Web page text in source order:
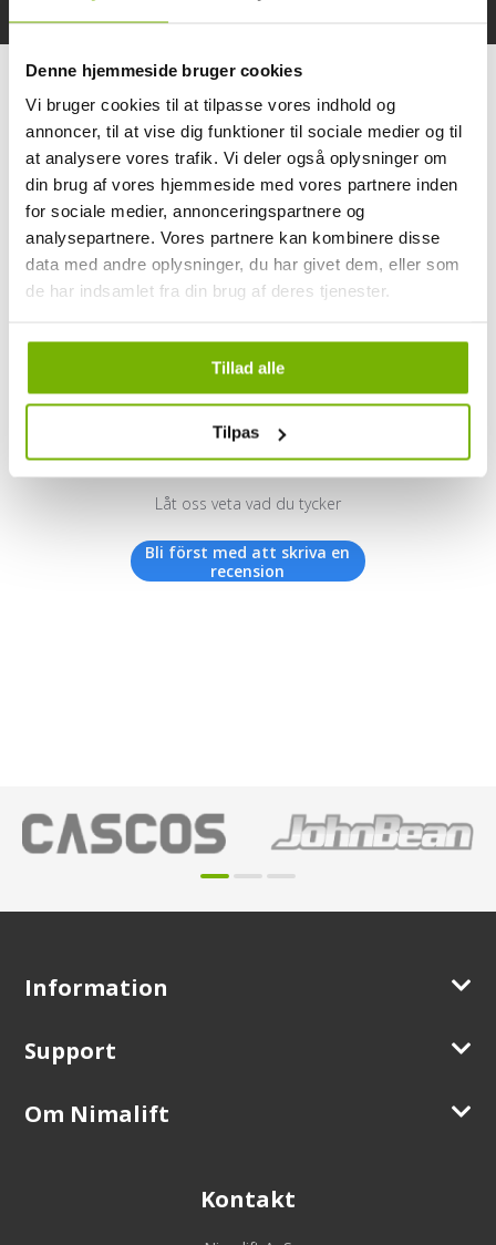
Denne hjemmeside bruger cookies
Vi bruger cookies til at tilpasse vores indhold og
annoncer, til at vise dig funktioner til sociale medier og til
at analysere vores trafik. Vi deler også oplysninger om
din brug af vores hjemmeside med vores partnere inden
for sociale medier, annonceringspartnere og
analysepartnere. Vores partnere kan kombinere disse
data med andre oplysninger, du har givet dem, eller som
de har indsamlet fra din brug af deres tjenester.
Tillad alle
Tilpas
Specifikationer
Vi letar efter stjärnor!
Låt oss veta vad du tycker
Bli först med att skriva en
recension
Information
Support
Om Nimalift
Kontakt